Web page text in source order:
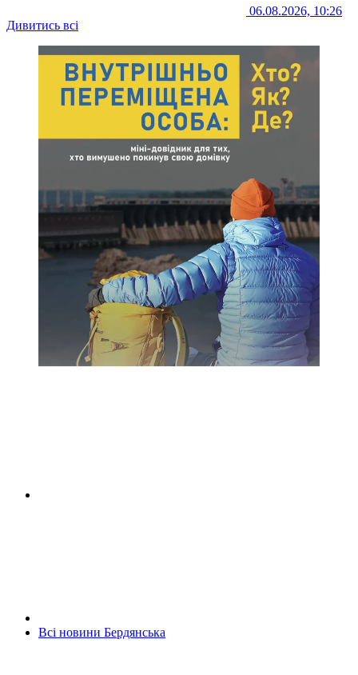
06.08.2026, 10:26
Дивитись всі
Всі новини Бердянська